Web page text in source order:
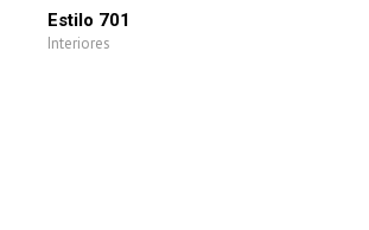
Estilo 701
Interiores